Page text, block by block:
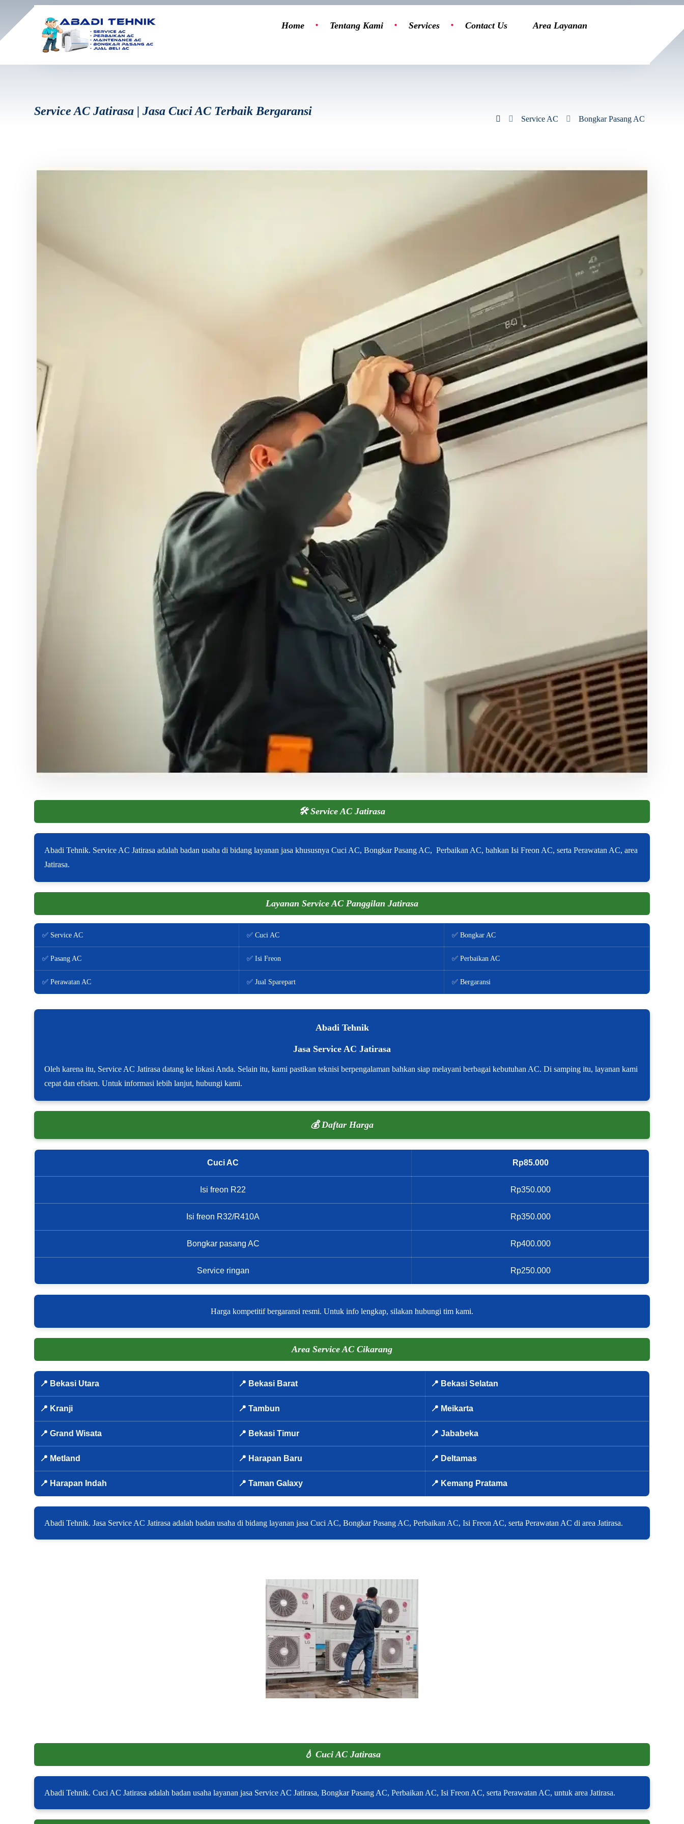
Home Tentang Kami Services Contact Us Area Layanan
Service AC Jatirasa | Jasa Cuci AC Terbaik Bergaransi
Service AC Bongkar Pasang AC
🛠️Service AC Jatirasa
Abadi Tehnik. Service AC Jatirasa adalah badan usaha di bidang layanan jasa khususnya Cuci AC, Bongkar Pasang AC, Perbaikan AC, bahkan Isi Freon AC, serta Perawatan AC, area
Jatirasa.
Layanan Service AC Panggilan Jatirasa
✅ Service AC ✅ Cuci AC ✅ Bongkar AC
✅ Pasang AC ✅ Isi Freon ✅ Perbaikan AC
✅ Perawatan AC ✅ Jual Sparepart ✅ Bergaransi
Abadi Tehnik
Jasa Service AC Jatirasa
Oleh karena itu, Service AC Jatirasa datang ke lokasi Anda. Selain itu, kami pastikan teknisi berpengalaman bahkan siap melayani berbagai kebutuhan AC. Di samping itu, layanan kami
cepat dan efisien. Untuk informasi lebih lanjut, hubungi kami.
💰 Daftar Harga
Cuci AC Rp85.000
Isi freon R22 Rp350.000
Isi freon R32/R410A Rp350.000
Bongkar pasang AC Rp400.000
Service ringan Rp250.000
Harga kompetitif bergaransi resmi. Untuk info lengkap, silakan hubungi tim kami.
Area Service AC Cikarang
📍 Bekasi Utara 📍 Bekasi Barat 📍 Bekasi Selatan
📍 Kranji 📍 Tambun 📍 Meikarta
📍 Grand Wisata 📍 Bekasi Timur 📍 Jababeka
📍 Metland 📍 Harapan Baru 📍 Deltamas
📍 Harapan Indah 📍 Taman Galaxy 📍 Kemang Pratama
Abadi Tehnik. Jasa Service AC Jatirasa adalah badan usaha di bidang layanan jasa Cuci AC, Bongkar Pasang AC, Perbaikan AC, Isi Freon AC, serta Perawatan AC di area Jatirasa.
💧 Cuci AC Jatirasa
Abadi Tehnik. Cuci AC Jatirasa adalah badan usaha layanan jasa Service AC Jatirasa, Bongkar Pasang AC, Perbaikan AC, Isi Freon AC, serta Perawatan AC, untuk area Jatirasa.